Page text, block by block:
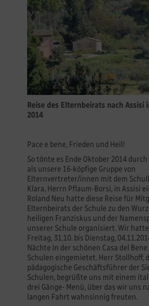
Reise des Elternbeirats nach Assisi
2014
Pace e bene, Frieden und Heil!
So tönte es Ende Oktober 2014
als unsere 16-köpfige Gruppe von
Elternvertreter/innen mit dem
Klara, Herrn Pflaum-Borsi, in Assisi
Roland Neu hatte diese Reise für
Elternbeirats der Schule zu den
heiligen Franziskus und der
unserer Schule organisiert. Wir
Freitag, 31.10. bis Dienstag,
Nächte in der schönen Casa del
Schulen eingemietet. Herr Stollhoff,
pädagogische Geschäftsführer der
Schulen, begrüßte uns mit einem
drei Gänge- Menü, über das wir uns
langen Fahrt wahnsinnig freuten.